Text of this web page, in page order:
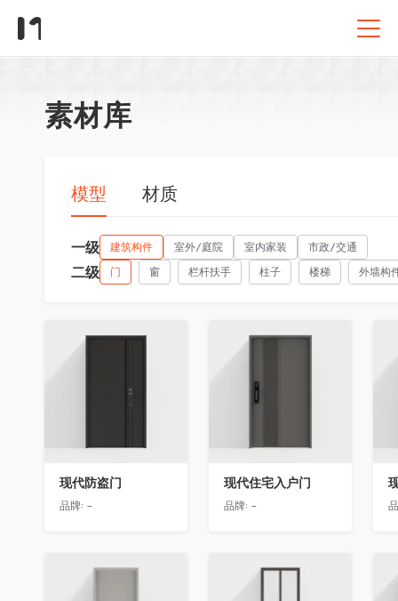
素材库
模型 材质
一级 建筑构件 室外/庭院 室内家装 市政/交通
二级 门 窗 栏杆扶手 柱子 楼梯 外墙构
收藏
现代防盗门
品牌: -
收藏
现代住宅入户门
品牌: -
收藏 收藏